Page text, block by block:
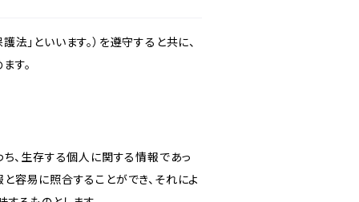
」といいます。）を遵守すると共に、
す。
、生存する個人に関する情報であっ
容易に照合することができ、それによ